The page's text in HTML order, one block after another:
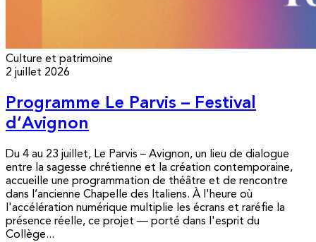
Culture et patrimoine
2 juillet 2026
Programme Le Parvis – Festival
d’Avignon
Du 4 au 23 juillet, Le Parvis – Avignon, un lieu de dialogue
entre la sagesse chrétienne et la création contemporaine,
accueille une programmation de théâtre et de rencontre
dans l’ancienne Chapelle des Italiens. À l'heure où
l'accélération numérique multiplie les écrans et raréfie la
présence réelle, ce projet — porté dans l'esprit du
Collège...